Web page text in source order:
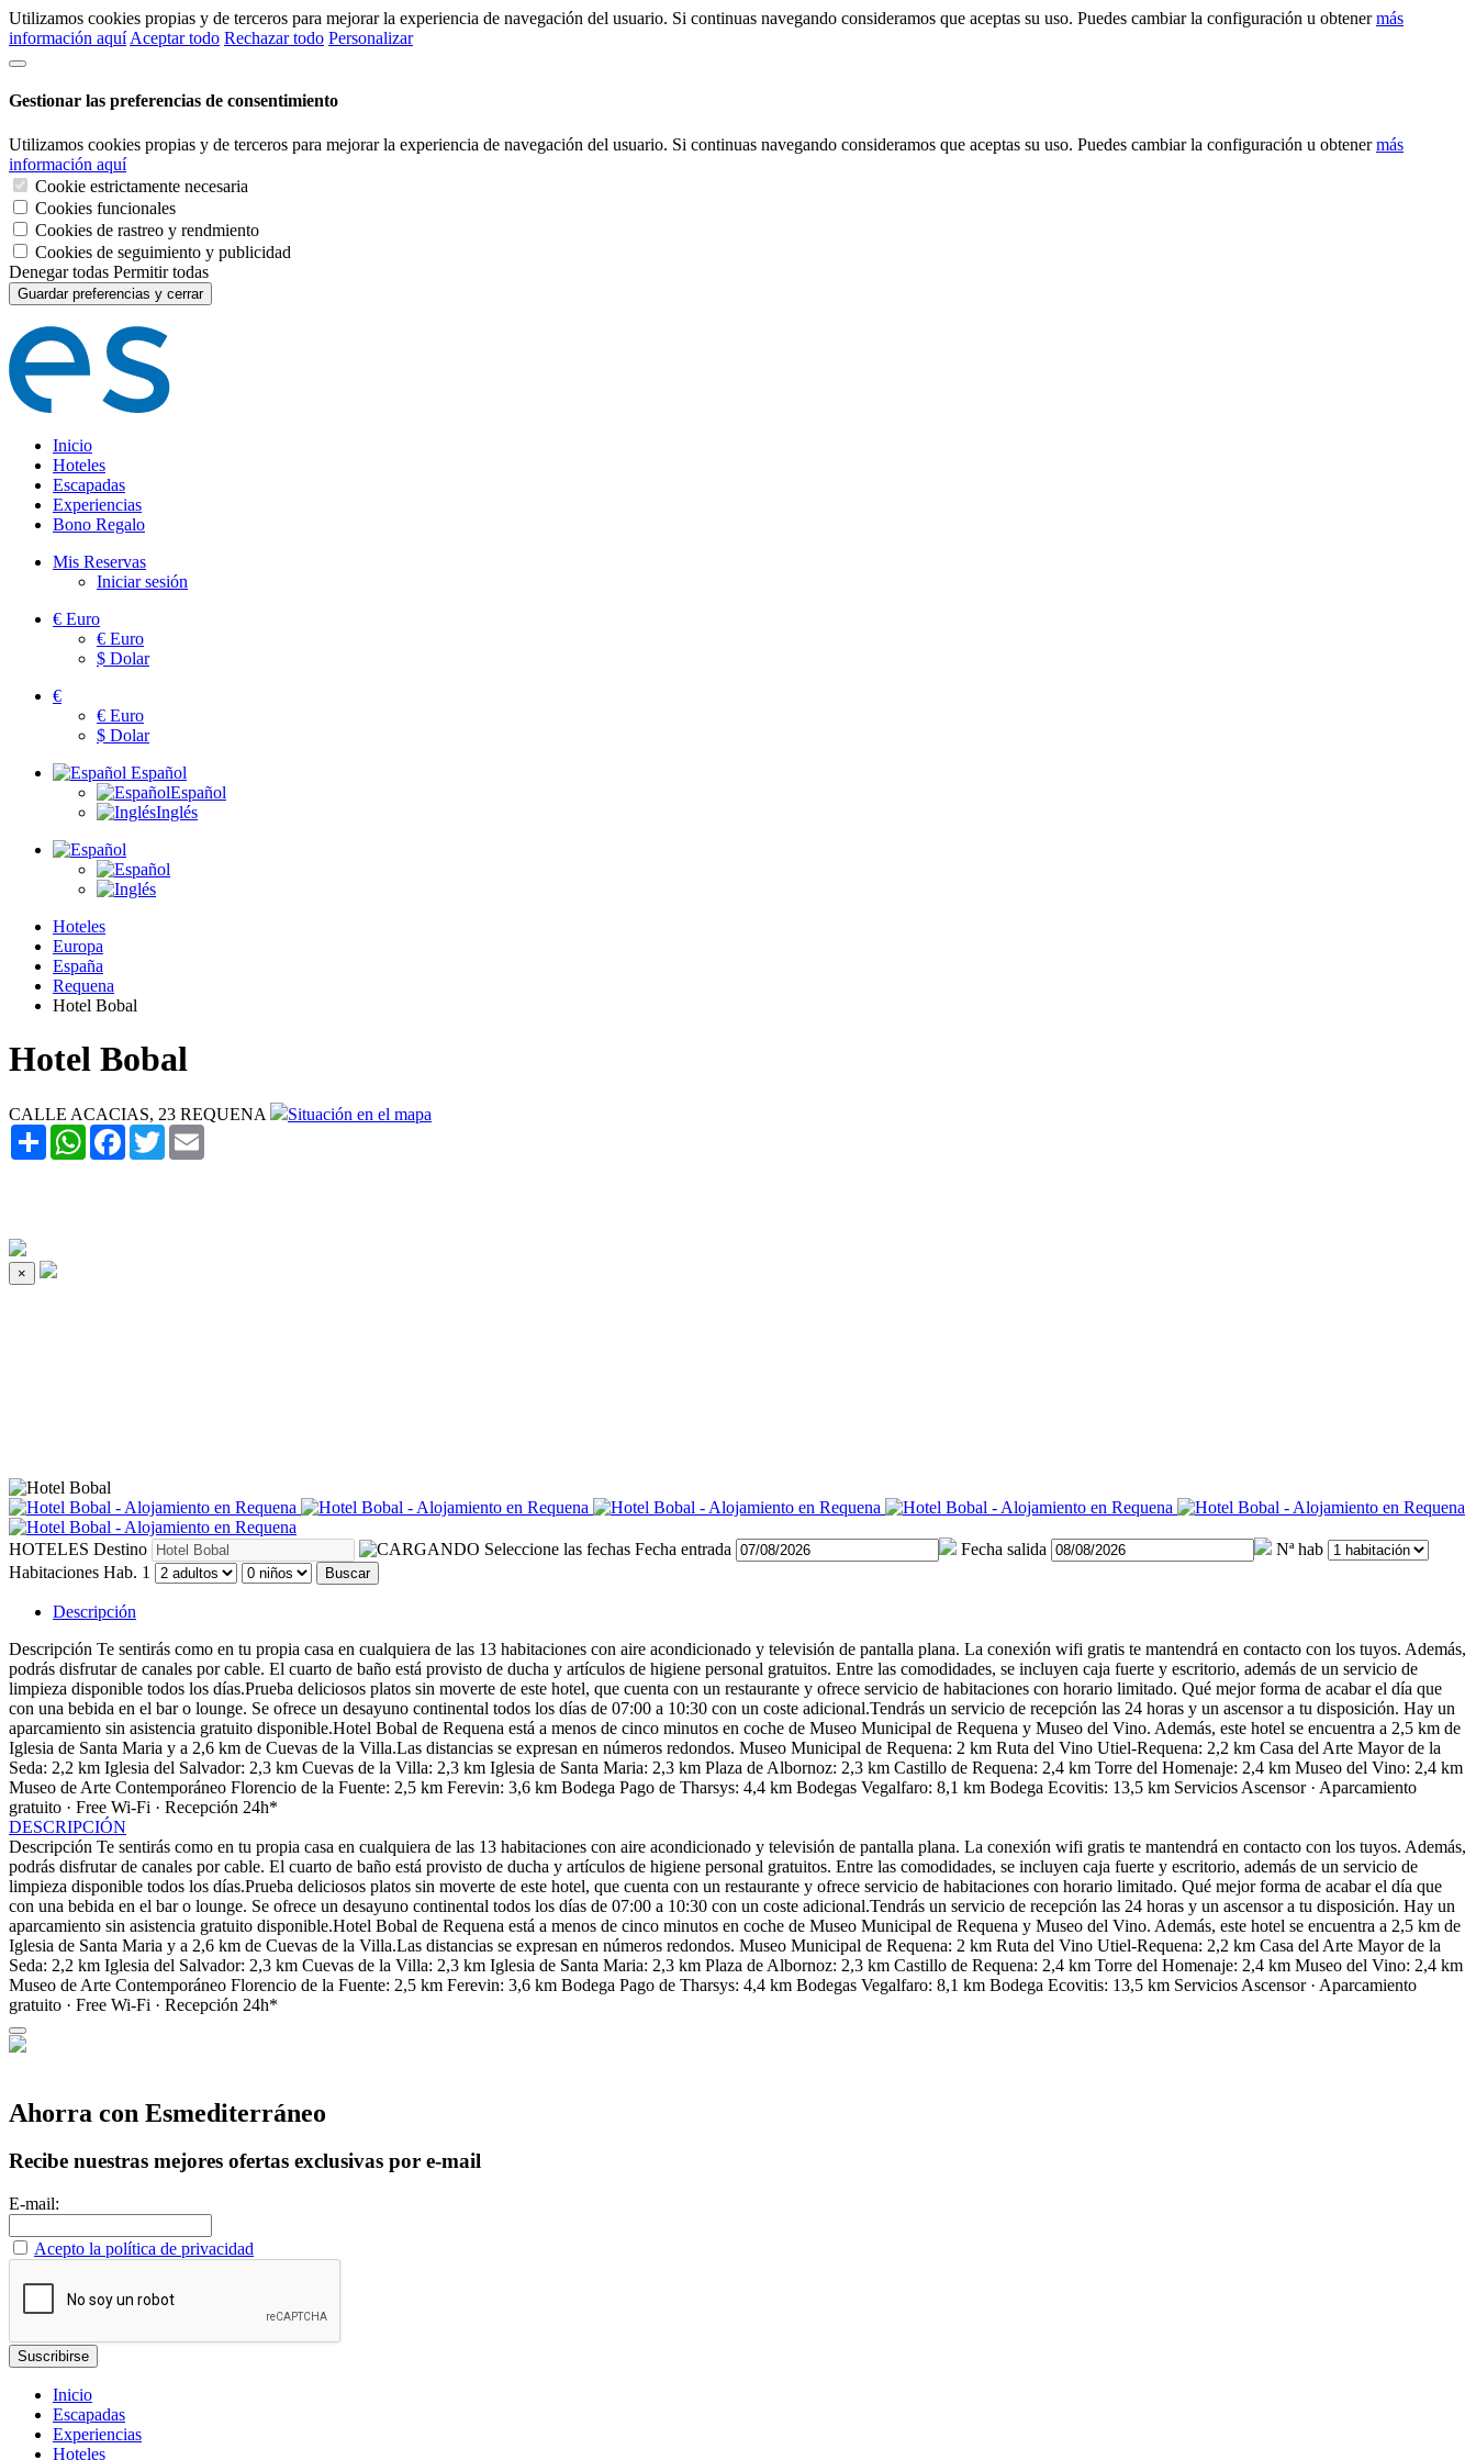
Utilizamos cookies propias y de terceros para mejorar la experiencia de navegación del usuario. Si continuas navegando consideramos que aceptas su uso. Puedes cambiar la configuración u obtenermás
información aquí Aceptar todo Rechazar todo Personalizar
Gestionar las preferencias de consentimiento
Utilizamos cookies propias y de terceros para mejorar la experiencia de navegación del usuario. Si continuas navegando consideramos que aceptas su uso. Puedes cambiar la configuración u obtenermás
información aquí
Cookie estrictamente necesaria
Cookies funcionales
Cookies de rastreo y rendmiento
Cookies de seguimiento y publicidad
Denegar todas Permitir todas
Guardar preferencias y cerrar
Inicio
Hoteles
Escapadas
Experiencias
Bono Regalo
Mis Reservas
Iniciar sesión
€ Euro
€ Euro
$ Dolar
€
€ Euro
$ Dolar
Español
Español
Inglés
Hoteles
Europa
España
Requena
Hotel Bobal
Hotel Bobal
CALLE ACACIAS, 23 REQUENA
Situación en el mapa
Share WhatsAppFacebook
Twitter
×
HOTELES Destino Seleccione las fechas Fecha entrada Fecha salida
Nª hab
Habitaciones Hab. 1 Buscar
Descripción
Descripción Te sentirás como en tu propia casa en cualquiera de las 13 habitaciones con aire acondicionado y televisión de pantalla plana. La conexión wifi gratis te mantendrá en contacto con los tuyos. Además,
podrás disfrutar de canales por cable. El cuarto de baño está provisto de ducha y artículos de higiene personal gratuitos. Entre las comodidades, se incluyen caja fuerte y escritorio, además de un servicio de
limpieza disponible todos los días.Prueba deliciosos platos sin moverte de este hotel, que cuenta con un restaurante y ofrece servicio de habitaciones con horario limitado. Qué mejor forma de acabar el día que
con una bebida en el bar o lounge. Se ofrece un desayuno continental todos los días de 07:00 a 10:30 con un coste adicional.Tendrás un servicio de recepción las 24 horas y un ascensor a tu disposición. Hay un
aparcamiento sin asistencia gratuito disponible.Hotel Bobal de Requena está a menos de cinco minutos en coche de Museo Municipal de Requena y Museo del Vino. Además, este hotel se encuentra a 2,5 km de
Iglesia de Santa Maria y a 2,6 km de Cuevas de la Villa.Las distancias se expresan en números redondos. Museo Municipal de Requena: 2 km Ruta del Vino Utiel-Requena: 2,2 km Casa del Arte Mayor de la
Seda: 2,2 km Iglesia del Salvador: 2,3 km Cuevas de la Villa: 2,3 km Iglesia de Santa Maria: 2,3 km Plaza de Albornoz: 2,3 km Castillo de Requena: 2,4 km Torre del Homenaje: 2,4 km Museo del Vino: 2,4 km
Museo de Arte Contemporáneo Florencio de la Fuente: 2,5 km Ferevin: 3,6 km Bodega Pago de Tharsys: 4,4 km Bodegas Vegalfaro: 8,1 km Bodega Ecovitis: 13,5 km Servicios Ascensor · Aparcamiento
gratuito · Free Wi-Fi · Recepción 24h*
DESCRIPCIÓN
Descripción Te sentirás como en tu propia casa en cualquiera de las 13 habitaciones con aire acondicionado y televisión de pantalla plana. La conexión wifi gratis te mantendrá en contacto con los tuyos. Además,
podrás disfrutar de canales por cable. El cuarto de baño está provisto de ducha y artículos de higiene personal gratuitos. Entre las comodidades, se incluyen caja fuerte y escritorio, además de un servicio de
limpieza disponible todos los días.Prueba deliciosos platos sin moverte de este hotel, que cuenta con un restaurante y ofrece servicio de habitaciones con horario limitado. Qué mejor forma de acabar el día que
con una bebida en el bar o lounge. Se ofrece un desayuno continental todos los días de 07:00 a 10:30 con un coste adicional.Tendrás un servicio de recepción las 24 horas y un ascensor a tu disposición. Hay un
aparcamiento sin asistencia gratuito disponible.Hotel Bobal de Requena está a menos de cinco minutos en coche de Museo Municipal de Requena y Museo del Vino. Además, este hotel se encuentra a 2,5 km de
Iglesia de Santa Maria y a 2,6 km de Cuevas de la Villa.Las distancias se expresan en números redondos. Museo Municipal de Requena: 2 km Ruta del Vino Utiel-Requena: 2,2 km Casa del Arte Mayor de la
Seda: 2,2 km Iglesia del Salvador: 2,3 km Cuevas de la Villa: 2,3 km Iglesia de Santa Maria: 2,3 km Plaza de Albornoz: 2,3 km Castillo de Requena: 2,4 km Torre del Homenaje: 2,4 km Museo del Vino: 2,4 km
Museo de Arte Contemporáneo Florencio de la Fuente: 2,5 km Ferevin: 3,6 km Bodega Pago de Tharsys: 4,4 km Bodegas Vegalfaro: 8,1 km Bodega Ecovitis: 13,5 km Servicios Ascensor · Aparcamiento
gratuito · Free Wi-Fi · Recepción 24h*
Ahorra con Esmediterráneo
Recibe nuestras mejores ofertas exclusivas por e-mail
E-mail:
Acepto la política de privacidad
Inicio
Escapadas
Experiencias
Hoteles